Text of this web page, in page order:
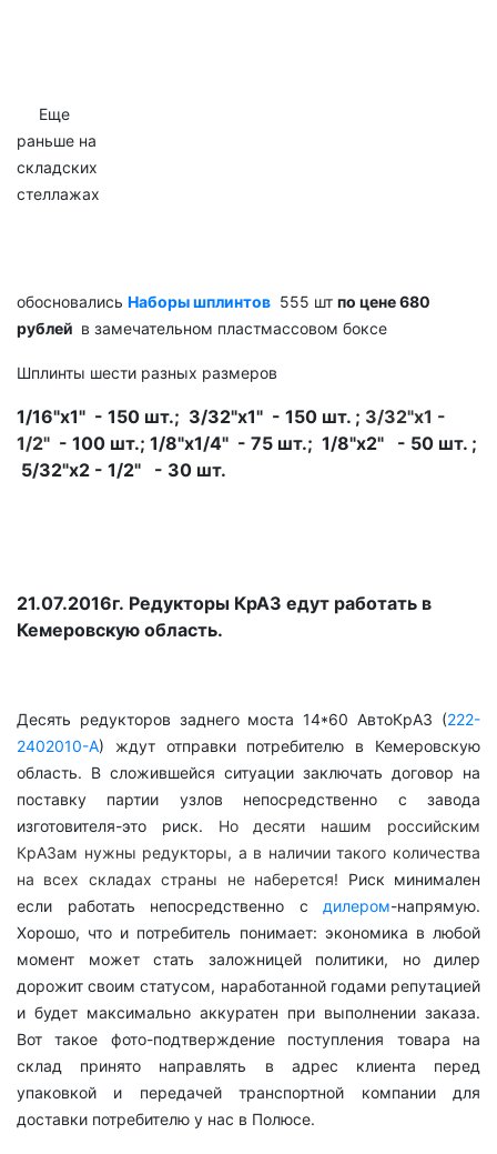
Еще
раньше на
складских
стеллажах
обосновались Наборы шплинтов 555 шт по цене 680
рублей в замечательном пластмассовом боксе
Шплинты шести разных размеров
1/16"х1" - 150 шт.; 3/32"х1" - 150 шт. ; 3/32"х1 -
1/2" - 100 шт.; 1/8"х1/4" - 75 шт.; 1/8"х2" - 50 шт. ;
5/32"х2 - 1/2" - 30 шт.
21.07.2016г. Редукторы КрАЗ едут работать в
Кемеровскую область.
Десять редукторов заднего моста 14*60 АвтоКрАЗ (222-
2402010-А) ждут отправки потребителю в Кемеровскую
область. В сложившейся ситуации заключать договор на
поставку партии узлов непосредственно с завода
изготовителя-это риск. Но десяти нашим российским
КрАЗам нужны редукторы, а в наличии такого количества
на всех складах страны не наберется! Риск минимален
если работать непосредственно с дилером-напрямую.
Хорошо, что и потребитель понимает: экономика в любой
момент может стать заложницей политики, но дилер
дорожит своим статусом, наработанной годами репутацией
и будет максимально аккуратен при выполнении заказа.
Вот такое фото-подтверждение поступления товара на
склад принято направлять в адрес клиента перед
упаковкой и передачей транспортной компании для
доставки потребителю у нас в Полюсе.